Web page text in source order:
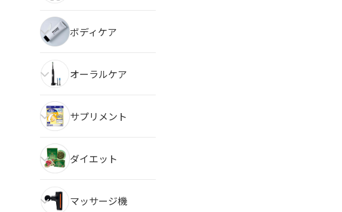
ボディケア
オーラルケア
サプリメント
ダイエット
マッサージ機